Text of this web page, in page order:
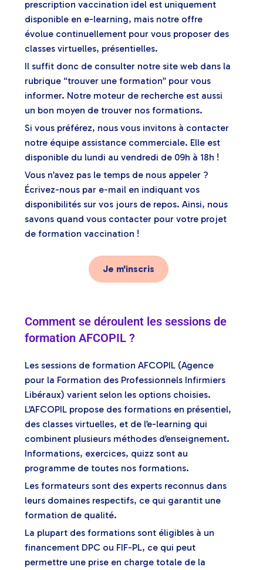
prescription vaccination idel est uniquement
disponible en e-learning, mais notre offre
évolue continuellement pour vous proposer des
classes virtuelles, présentielles.
Il suffit donc de consulter notre site web dans la
rubrique “trouver une formation” pour vous
informer. Notre moteur de recherche est aussi
un bon moyen de trouver nos formations.
Si vous préférez, nous vous invitons à contacter
notre équipe assistance commerciale. Elle est
disponible du lundi au vendredi de 09h à 18h !
Vous n’avez pas le temps de nous appeler ?
Écrivez-nous par e-mail en indiquant vos
disponibilités sur vos jours de repos. Ainsi, nous
savons quand vous contacter pour votre projet
de formation vaccination !
Je m'inscris
Comment se déroulent les sessions de
formation AFCOPIL ?
Les sessions de formation AFCOPIL (Agence
pour la Formation des Professionnels Infirmiers
Libéraux) varient selon les options choisies.
L’AFCOPIL propose des formations en présentiel,
des classes virtuelles, et de l’e-learning qui
combinent plusieurs méthodes d’enseignement.
Informations, exercices, quizz sont au
programme de toutes nos formations.
Les formateurs sont des experts reconnus dans
leurs domaines respectifs, ce qui garantit une
formation de qualité.
La plupart des formations sont éligibles à un
financement DPC ou FIF-PL, ce qui peut
permettre une prise en charge totale de la